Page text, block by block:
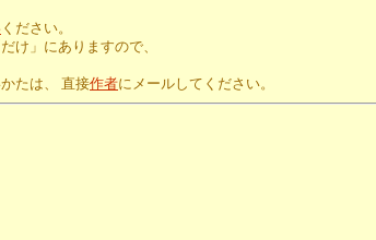
ください。
け」にありますので、
たは、 直接作者にメールしてください。